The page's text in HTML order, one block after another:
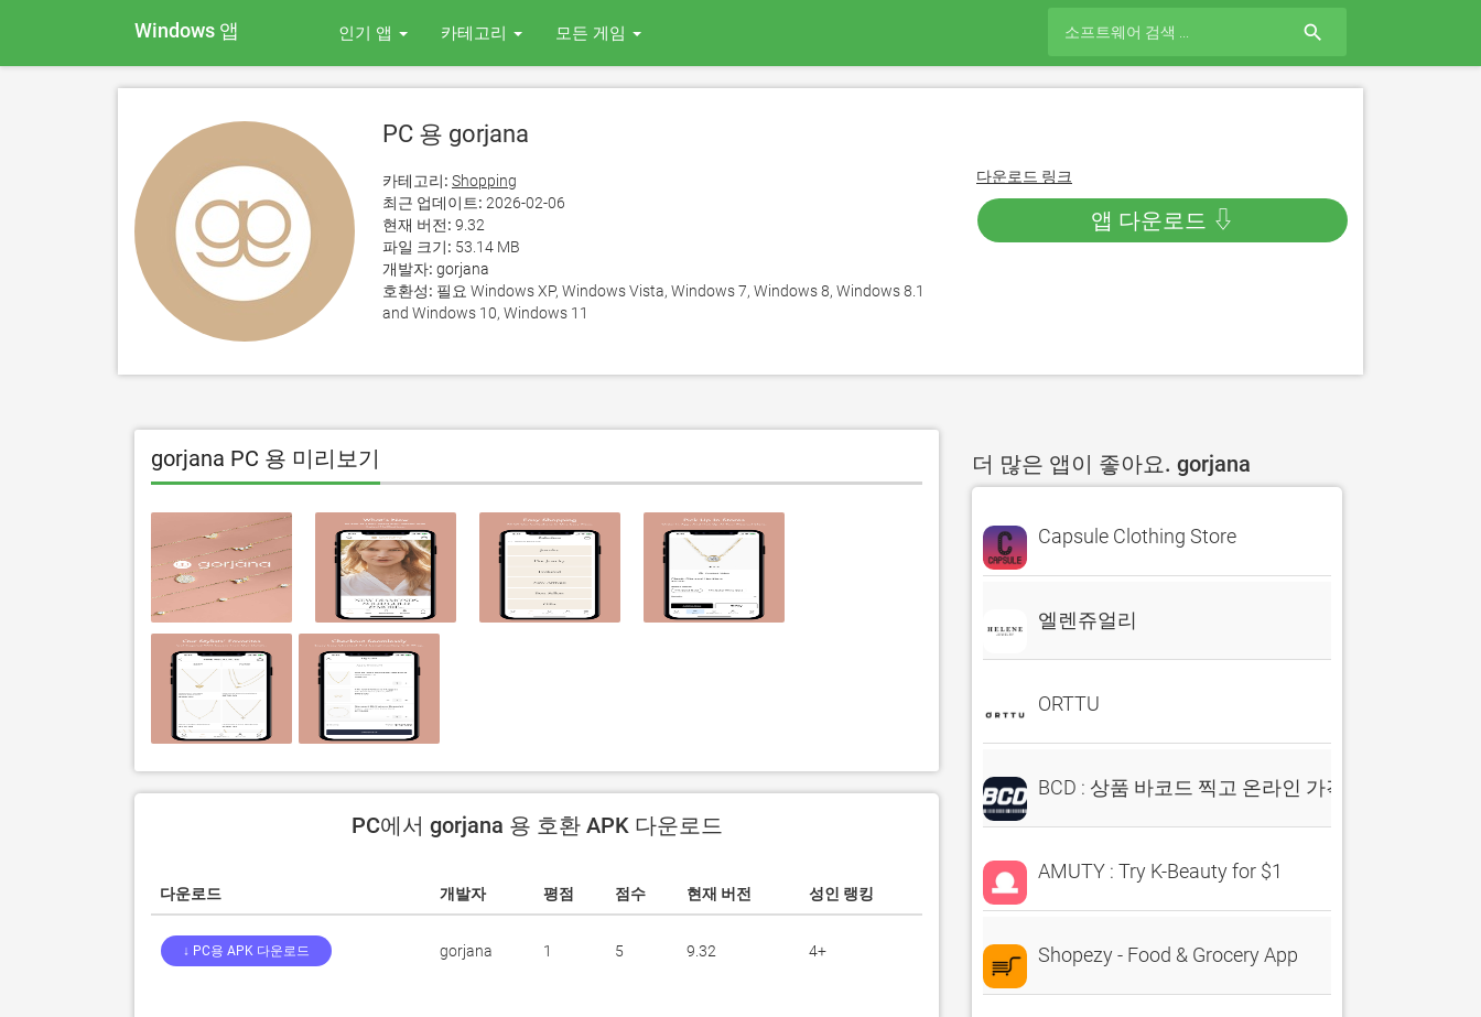
Windows 앱 인기 앱 카테고리 모든 게임 search
PC 용 gorjana
카테고리: Shopping
최근 업데이트: 2026-02-06
현재 버전: 9.32
파일 크기: 53.14 MB
개발자: gorjana
호환성: 필요 Windows XP, Windows Vista, Windows 7, Windows 8, Windows 8.1
and Windows 10, Windows 11
다운로드 링크
앱 다운로드 ⇩
gorjana PC 용 미리보기
PC에서 gorjana 용 호환 APK 다운로드
다운로드 개발자 평점 점수 현재 버전 성인 랭킹
↓ PC용 APK 다운로드 gorjana 1 5 9.32 4+
더 많은 앱이 좋아요. gorjana
Capsule Clothing Store
엘렌쥬얼리
ORTTU
BCD : 상품 바코드 찍고 온라인 가격 확인: 비씨디
AMUTY : Try K-Beauty for $1
Shopezy - Food & Grocery App